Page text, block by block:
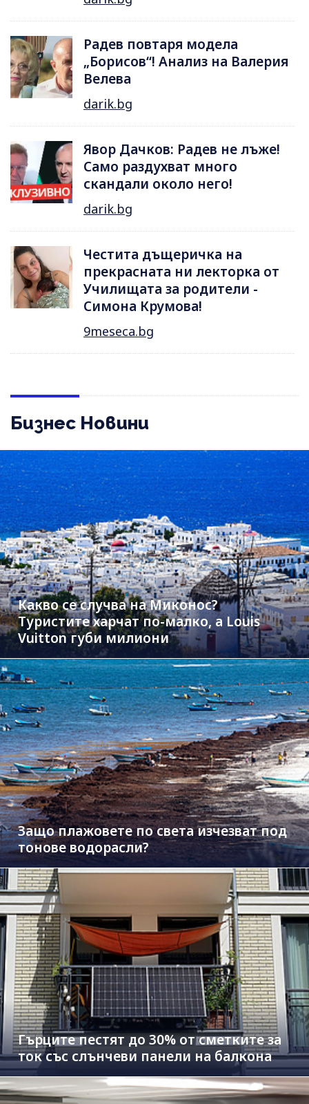
Радев повтаря модела
„Борисов“! Анализ на Валерия
Велева
darik.bg
Явор Дачков: Радев не лъже!
Само раздухват много
скандали около него!
darik.bg
Честита дъщеричка на
прекрасната ни лекторка от
Училищата за родители -
Симона Крумова!
9meseca.bg
Бизнес Новини
Какво се случва на Миконос?
Туристите харчат по-малко, а Louis
Vuitton губи милиони
Защо плажовете по света изчезват под
тонове водорасли?
Гърците пестят до 30% от сметките за
ток със слънчеви панели на балкона